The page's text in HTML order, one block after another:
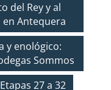
del Rey y al
Antequera
y enológico:
Sommos
27 a 32